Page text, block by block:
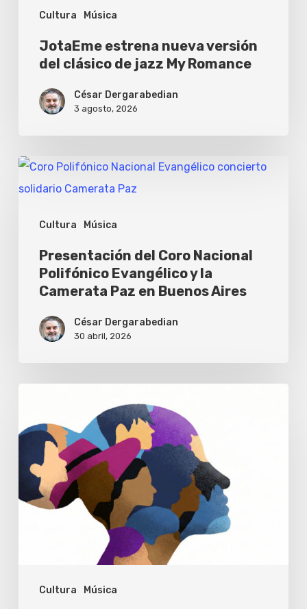
Cultura Música
Romance
JotaEme estrena nueva versión
del clásico de jazz My Romance
César Dergarabedian
3 agosto, 2026
Cultura Música
Presentación
del
Nacional
Polifónico
Evangélico
Camerata
en
Aires
Presentación del Coro Nacional
Polifónico Evangélico y la
Camerata Paz en Buenos Aires
César Dergarabedian
30 abril, 2026
Cultura Música